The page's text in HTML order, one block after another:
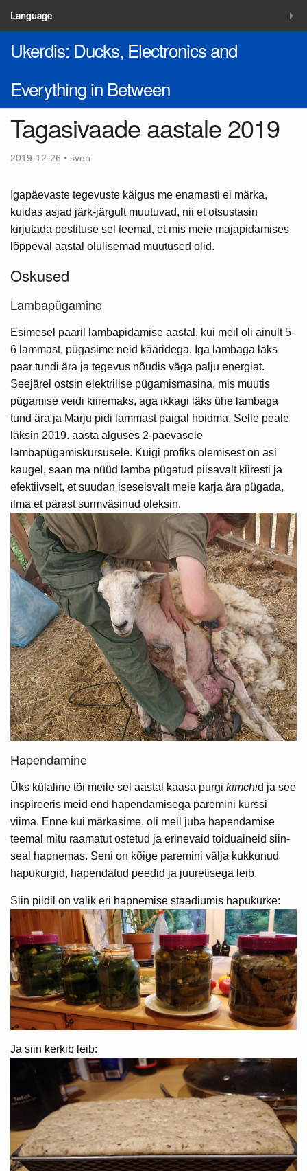
Language
Blogi
Kontakt
Ukerdis: Ducks, Electronics and
Everything in Between
Tagasivaade aastale 2019
2019-12-26 • sven
Igapäevaste tegevuste käigus me enamasti ei märka,
kuidas asjad järk-järgult muutuvad, nii et otsustasin
kirjutada postituse sel teemal, et mis meie majapidamises
lõppeval aastal olulisemad muutused olid.
Oskused
Lambapügamine
Esimesel paaril lambapidamise aastal, kui meil oli ainult 5-
6 lammast, pügasime neid kääridega. Iga lambaga läks
paar tundi ära ja tegevus nõudis väga palju energiat.
Seejärel ostsin elektrilise pügamismasina, mis muutis
pügamise veidi kiiremaks, aga ikkagi läks ühe lambaga
tund ära ja Marju pidi lammast paigal hoidma. Selle peale
läksin 2019. aasta alguses 2-päevasele
lambapügamiskursusele. Kuigi profiks olemisest on asi
kaugel, saan ma nüüd lamba pügatud piisavalt kiiresti ja
efektiivselt, et suudan iseseisvalt meie karja ära pügada,
ilma et pärast surmväsinud oleksin.
Hapendamine
Üks külaline tõi meile sel aastal kaasa purgi kimchid ja see
inspireeris meid end hapendamisega paremini kurssi
viima. Enne kui märkasime, oli meil juba hapendamise
teemal mitu raamatut ostetud ja erinevaid toiduaineid siin-
seal hapnemas. Seni on kõige paremini välja kukkunud
hapukurgid, hapendatud peedid ja juuretisega leib.
Siin pildil on valik eri hapnemise staadiumis hapukurke:
Ja siin kerkib leib: